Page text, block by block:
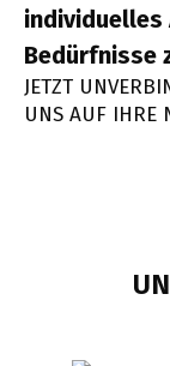
individuelles
Bedürfnisse
JETZT
UNS AUF IHRE